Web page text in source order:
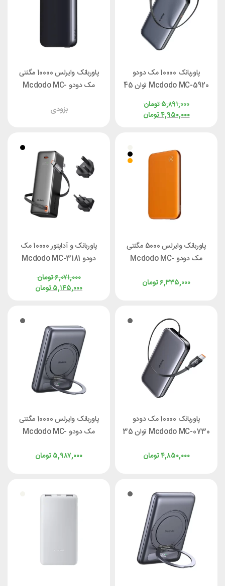
پاوربانک 10000 مک دودو
Mcdodo MC-5920 توان 45
وات با کابل متصل
تومان۵,۸۹۱,۰۰۰
تومان۴,۹۵۰,۰۰۰
پاوربانک وایرلس 10000 مگنتی
مک دودو Mcdodo MC-
بزودی
پاوربانک وایرلس 5000 مگنتی
مک دودو Mcdodo MC-
تومان۶,۳۳۵,۰۰۰
پاوربانک و آداپتور 10000 مک
دودو Mcdodo MC-3181
توان 30 وات با کابل متصل و
دوشاخه قابل تعویض
تومان۶,۰۷۱,۰۰۰
تومان۵,۱۴۵,۰۰۰
پاوربانک 10000 مک دودو
Mcdodo MC-0730 توان 35
تومان۴,۸۵۰,۰۰۰
پاوربانک وایرلس 10000 مگنتی
مک دودو Mcdodo MC-
تومان۵,۹۸۷,۰۰۰